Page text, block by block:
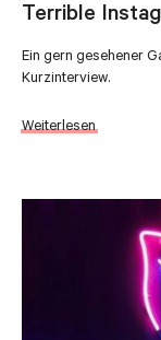
Terrible
Ein gern gesehener
Kurzinterview.
Weiterlesen